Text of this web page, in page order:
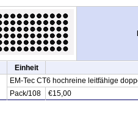
Einheit
EM-Tec CT6 hochreine leitfähige
Pack/108
€15,00